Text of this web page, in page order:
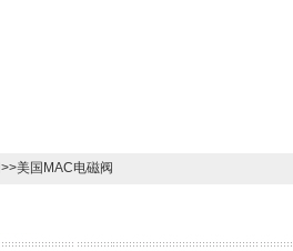
>>美国MAC电磁阀